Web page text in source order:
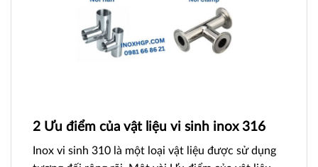
2 Ưu điểm của vật liệu vi sinh inox 316
Inox vi sinh 310 là một loại vật liệu được sử dụng